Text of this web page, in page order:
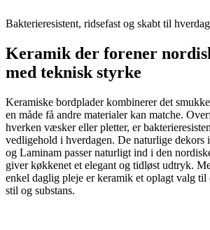
Bakterieresistent, ridsefast og skabt til
Keramik der forener
med teknisk styrke
Keramiske bordplader kombinerer det
en måde få andre materialer kan matche.
hverken væsker eller pletter, er
vedligehold i hverdagen. De naturlige dekors
og Laminam passer naturligt ind i den
giver køkkenet et elegant og tidløst udtryk.
enkel daglig pleje er keramik et oplagt valg til
stil og substans.